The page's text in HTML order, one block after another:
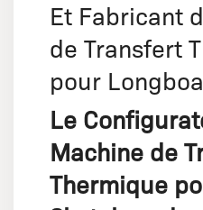
Et Fabricant
de Transfert
pour
Le
Machine de
Thermique